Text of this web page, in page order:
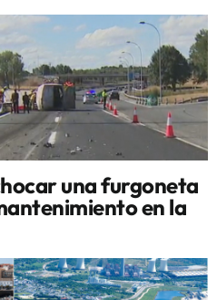
una furgoneta
en la